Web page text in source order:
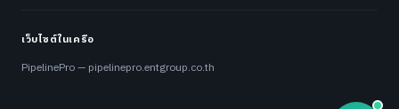
เว็บไซต์ในเครือ
PipelinePro — pipelinepro.entgroup.co.th